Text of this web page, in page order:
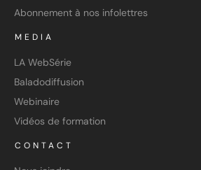
Abonnement à nos infolettres
MEDIA
LA WebSérie
Baladodiffusion
Webinaire
Vidéos de formation
CONTACT